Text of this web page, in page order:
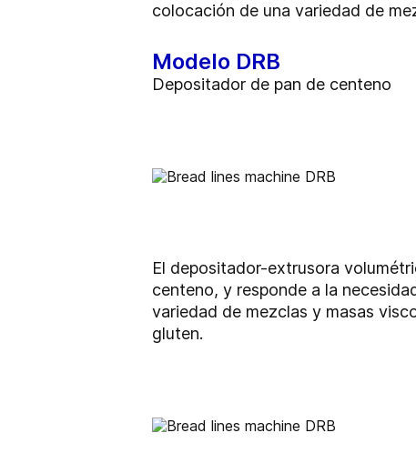
colocación de una variedad de
Modelo DRB
Depositador de pan de centeno
El depositador-extrusora
centeno, y responde a la
variedad de mezclas y masas
gluten.